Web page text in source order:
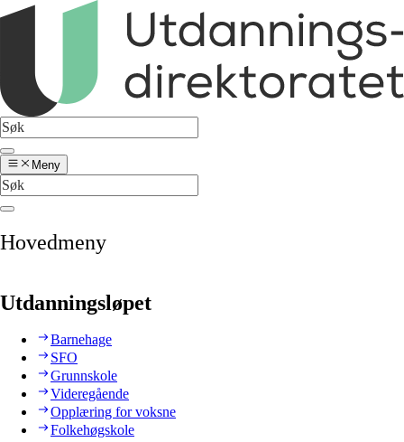
Meny
Hovedmeny
Utdanningsløpet
Barnehage
SFO
Grunnskole
Videregående
Opplæring for voksne
Folkehøgskole